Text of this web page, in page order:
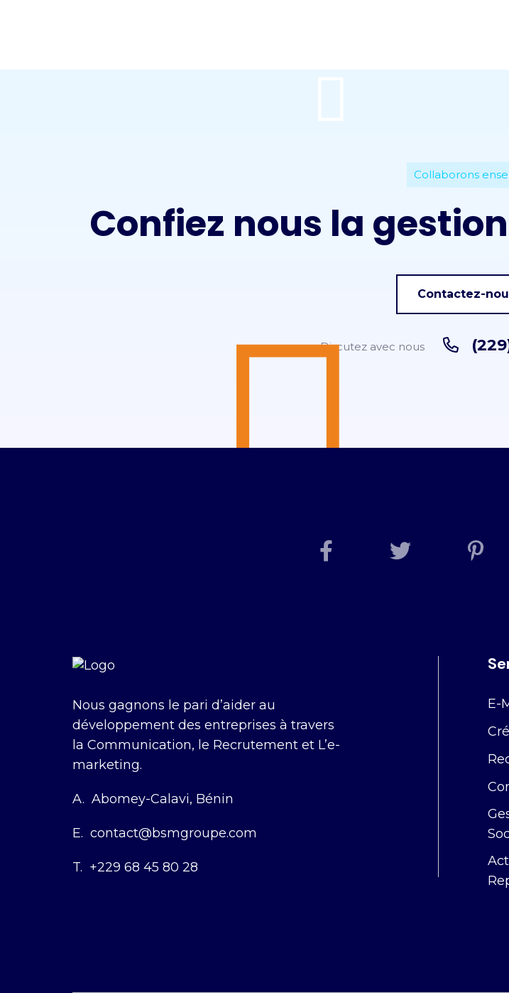
Collaborons
Confiez nous la
Contactez-
Discutez avec nous
Nous gagnons le pari d’aider au
développement des entreprises à travers
la Communication, le Recrutement et L’e-
marketing.
A. Abomey-Calavi, Bénin
E. contact@bsmgroupe.com
T. +229 68 45 80 28
E-